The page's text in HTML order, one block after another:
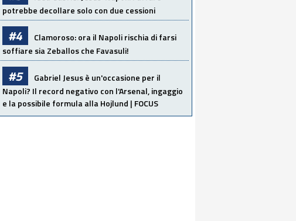
potrebbe decollare solo con due cessioni
#4
Clamoroso: ora il Napoli rischia di farsi
soffiare sia Zeballos che Favasuli!
#5
Gabriel Jesus è un'occasione per il
Napoli? Il record negativo con l'Arsenal, ingaggio
e la possibile formula alla Hojlund | FOCUS